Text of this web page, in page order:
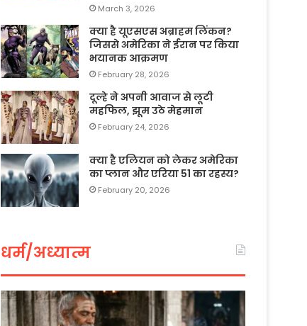
March 3, 2026
क्या है यूएसएस अब्राहम लिंकन?
जिससे अमेरिका ने ईरान पर किया
भयानक आक्रमण
February 28, 2026
दूल्हे ने अपनी आवाज से लूटी
महफिल, झूम उठे मेहमान
February 24, 2026
क्या है एलियन को लेकर अमेरिका
का प्लान और एरिया 51 का रहस्य?
February 20, 2026
धर्म/अध्यात्म